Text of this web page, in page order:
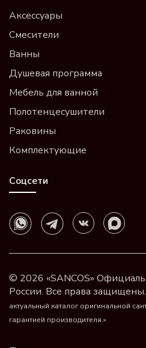
Аксессуары
Смесители
Ванны
Душевая программа
Мебель для ванной
Полотенцесушители
Раковины
Комплектующие
Соцсети
© 2026 «SANCOS»
России. Все права защищены.
актуальный каталог оригинальной
гарантией производителя.»